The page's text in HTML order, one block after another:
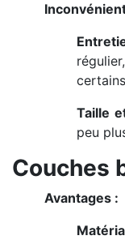
Taille
peu
Couches
Avantages :